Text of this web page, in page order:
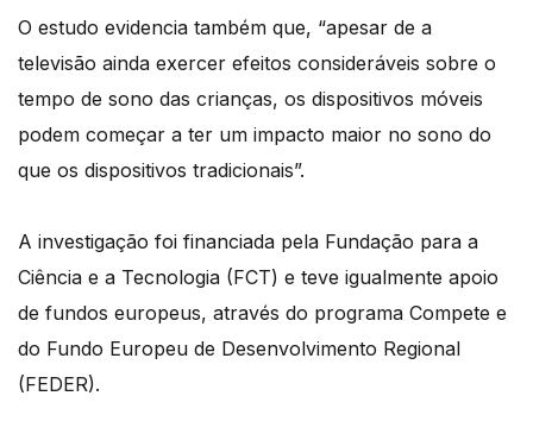
O estudo evidencia também que, “apesar de a
televisão ainda exercer efeitos consideráveis sobre o
tempo de sono das crianças, os dispositivos móveis
podem começar a ter um impacto maior no sono do
que os dispositivos tradicionais”.
A investigação foi financiada pela Fundação para a
Ciência e a Tecnologia (FCT) e teve igualmente apoio
de fundos europeus, através do programa Compete e
do Fundo Europeu de Desenvolvimento Regional
(FEDER).